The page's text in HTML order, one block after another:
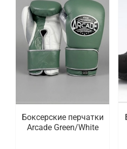
Боксерские перчатки
Arcade Green/White